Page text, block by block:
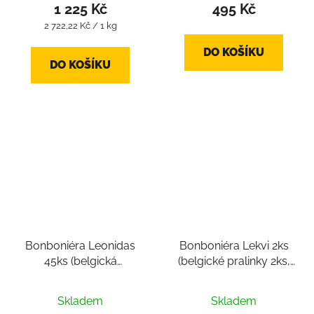
je
z
1 225 Kč
Měrná
2 722,22 Kč / 1 kg
DO KOŠÍKU
495 Kč
DO KOŠÍKU
Bonboniéra Leonidas
45ks (belgická
Skladem
Bonboniéra Lekvi 2ks
(belgické pralinky 2ks,
Skladem